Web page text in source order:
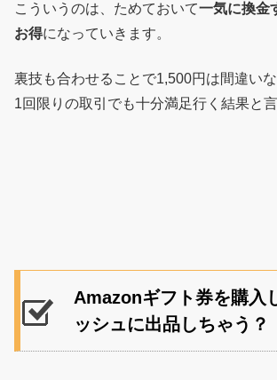
こういうのは、ためておいて一気に換金
お得になっていきます。
裏技も合わせることで1,500円は間違いな
1回限りの取引でも十分満足行く結果と
Amazonギフト券を購入
ッシュに出品しちゃう？